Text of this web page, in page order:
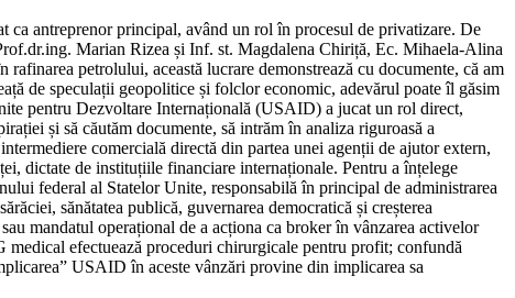
antreprenor principal, având un rol în procesul de privatizare. De
Marian Rizea și Inf. st. Magdalena Chiriță, Ec. Mihaela-Alina
petrolului, această lucrare demonstrează cu documente, că am
de speculații geopolitice și folclor economic, adevărul poate îl găsim
pentru Dezvoltare Internațională (USAID) a jucat un rol direct,
și să căutăm documente, să intrăm în analiza riguroasă a
comercială directă din partea unei agenții de ajutor extern,
dictate de instituțiile financiare internaționale. Pentru a înțelege
federal al Statelor Unite, responsabilă în principal de administrarea
sănătatea publică, guvernarea democratică și creșterea
mandatul operațional de a acționa ca broker în vânzarea activelor
efectuează proceduri chirurgicale pentru profit; confundă
USAID în aceste vânzări provine din implicarea sa